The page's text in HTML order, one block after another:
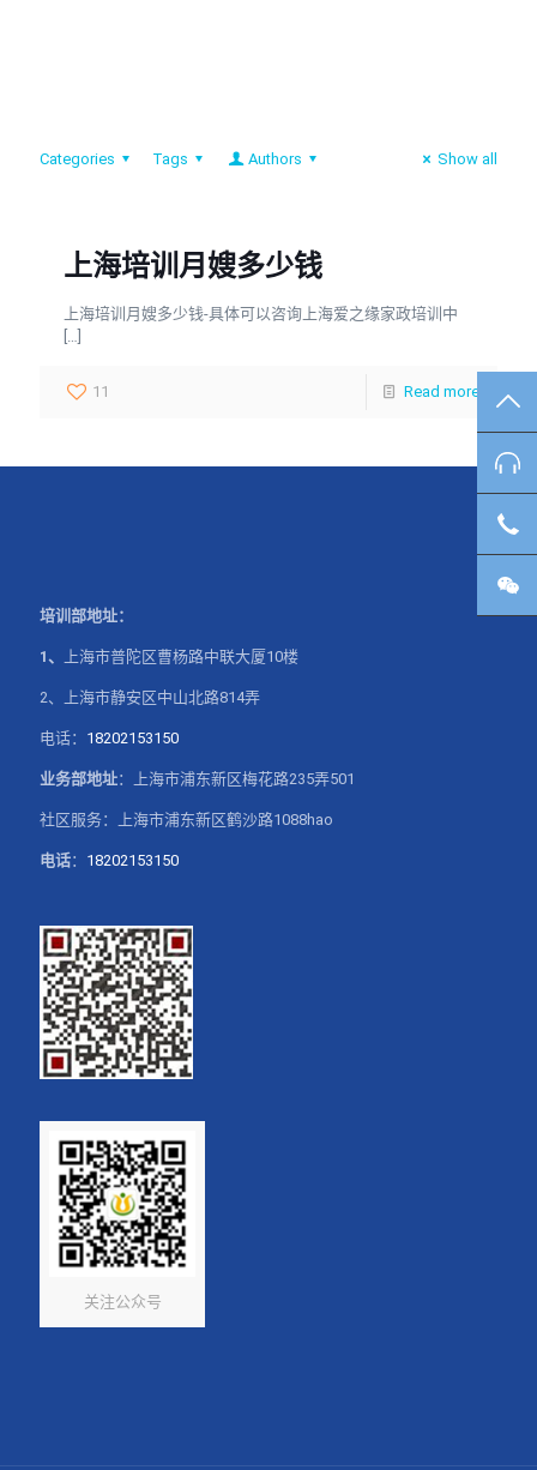
Categories Tags Authors Show all
上海培训月嫂多少钱
上海培训月嫂多少钱-具体可以咨询上海爱之缘家政培训中
[…]
11 Read more
培训部地址：
1、 上海市普陀区曹杨路中联大厦10楼
2、上海市静安区中山北路814弄
电话： 18202153150
业务部地址：上海市浦东新区梅花路235弄501
社区服务：上海市浦东新区鹤沙路1088hao
电话： 18202153150
关注公众号
咨
客
微